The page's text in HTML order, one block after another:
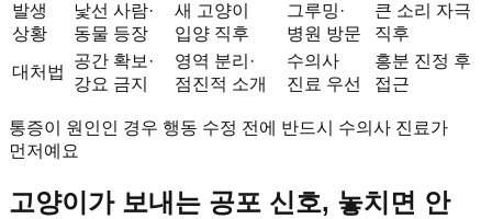
발생
상황
낯선 사람·
동물 등장
새 고양이
입양 직후
그루밍·
병원 방문
큰 소리 자극
직후
대처법
공간 확보·
강요 금지
영역 분리·
점진적 소개
수의사
진료 우선
흥분 진정 후
접근
통증이 원인인 경우 행동 수정 전에 반드시 수의사 진료가
먼저예요
고양이가 보내는 공포 신호, 놓치면 안